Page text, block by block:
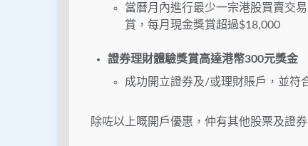
當曆月內進行最少一宗港股買賣交
賞，每月現金獎賞超過$18,000
證券理財體驗獎賞高達港幣300元獎金
成功開立證券及/或理財賬戶，並符
除咗以上嘅開戶優惠，仲有其他股票及證券